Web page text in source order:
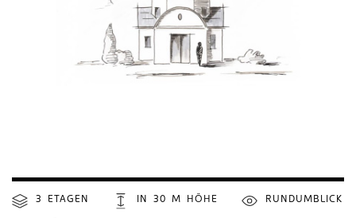
3 ETAGEN IN 30 M HÖHE RUNDUMBLICK